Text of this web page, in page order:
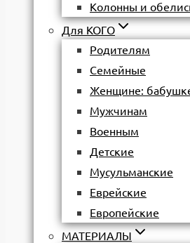
Колонны и
Для КОГО
Родителям
Семейные
Женщине:
Мужчинам
Военным
Детские
Мусульманские
Еврейские
Европейские
МАТЕРИАЛЫ